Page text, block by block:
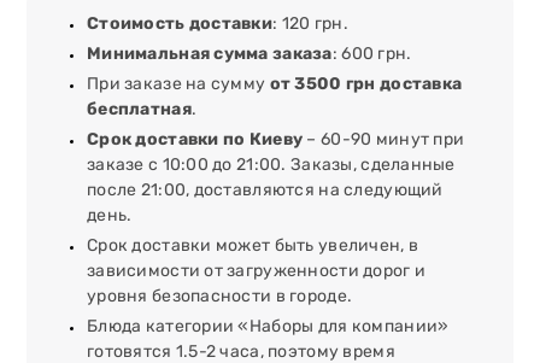
Стоимость доставки: 120 грн.
Минимальная сумма заказа: 600 грн.
При заказе на сумму от 3500 грн доставка
бесплатная.
Срок доставки по Киеву – 60-90 минут при
заказе с 10:00 до 21:00. Заказы, сделанные
после 21:00, доставляются на следующий
день.
Срок доставки может быть увеличен, в
зависимости от загруженности дорог и
уровня безопасности в городе.
Блюда категории «Наборы для компании»
готовятся 1.5-2 часа, поэтому время